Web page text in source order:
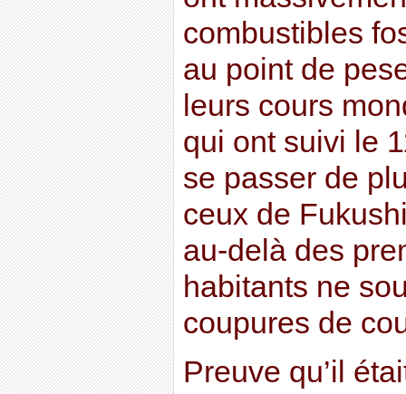
combustibles
au point de
leurs cours
qui ont suivi le
se passer de
ceux de
au-delà des
habitants ne
coupures de
Preuve qu’il